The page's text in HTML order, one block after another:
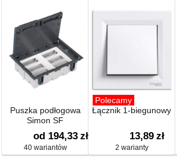
Puszka podłogowa
Simon SF
od 194,33 zł
40 wariantów
Polecamy
Łącznik 1-biegunowy
13,89 zł
2 warianty